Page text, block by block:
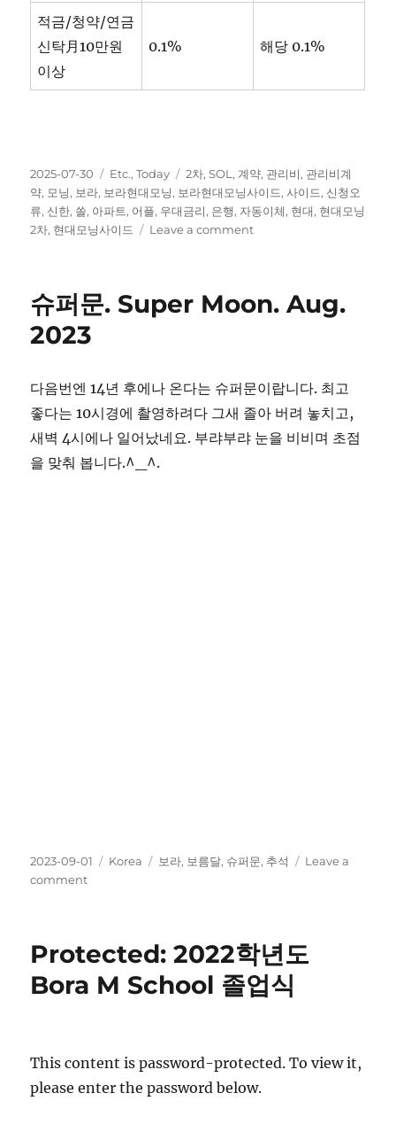
적금/청약/연금
신탁月10만원
이상
0.1% 해당 0.1%
Posted
on
2025-07-30 Categories
Etc.,Today Tags
2차,SOL , 계약, 관리비, 관리비계
약, 모닝, 보라, 보라현대모닝, 보라현대모닝사이드,사이드, 신청오
류, 신한, 쏠, 아파트, 어플, 우대금리, 은행, 자동이체, 현대, 현대모닝
2차, 현대모닝사이드 Leave a commenton
행
관
리
비
슈퍼문. Super Moon. Aug.
2023
다음번엔 14년 후에나 온다는 슈퍼문이랍니다. 최고
좋다는 10시경에 촬영하려다 그새 졸아 버려 놓치고,
새벽 4시에나 일어났네요. 부랴부랴 눈을 비비며 초점
을 맞춰 봅니다.^_^.
Posted
on
2023-09-01 Categories
Korea Tags
보라, 보름달, 슈퍼문, 추석
Leave a
commenton
Super
Aug.
Protected: 2022학년도
Bora M School 졸업식
This content is password-protected. To view it,
please enter the password below.